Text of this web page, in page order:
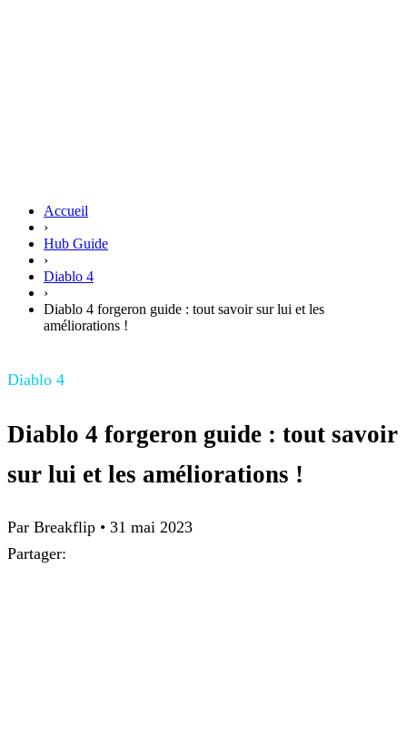
Accueil
›
Hub Guide
›
Diablo 4
›
Diablo 4 forgeron guide : tout savoir sur lui et les
améliorations !
Diablo 4
Diablo 4 forgeron guide : tout savoir
sur lui et les améliorations !
Par Breakflip • 31 mai 2023
Partager: